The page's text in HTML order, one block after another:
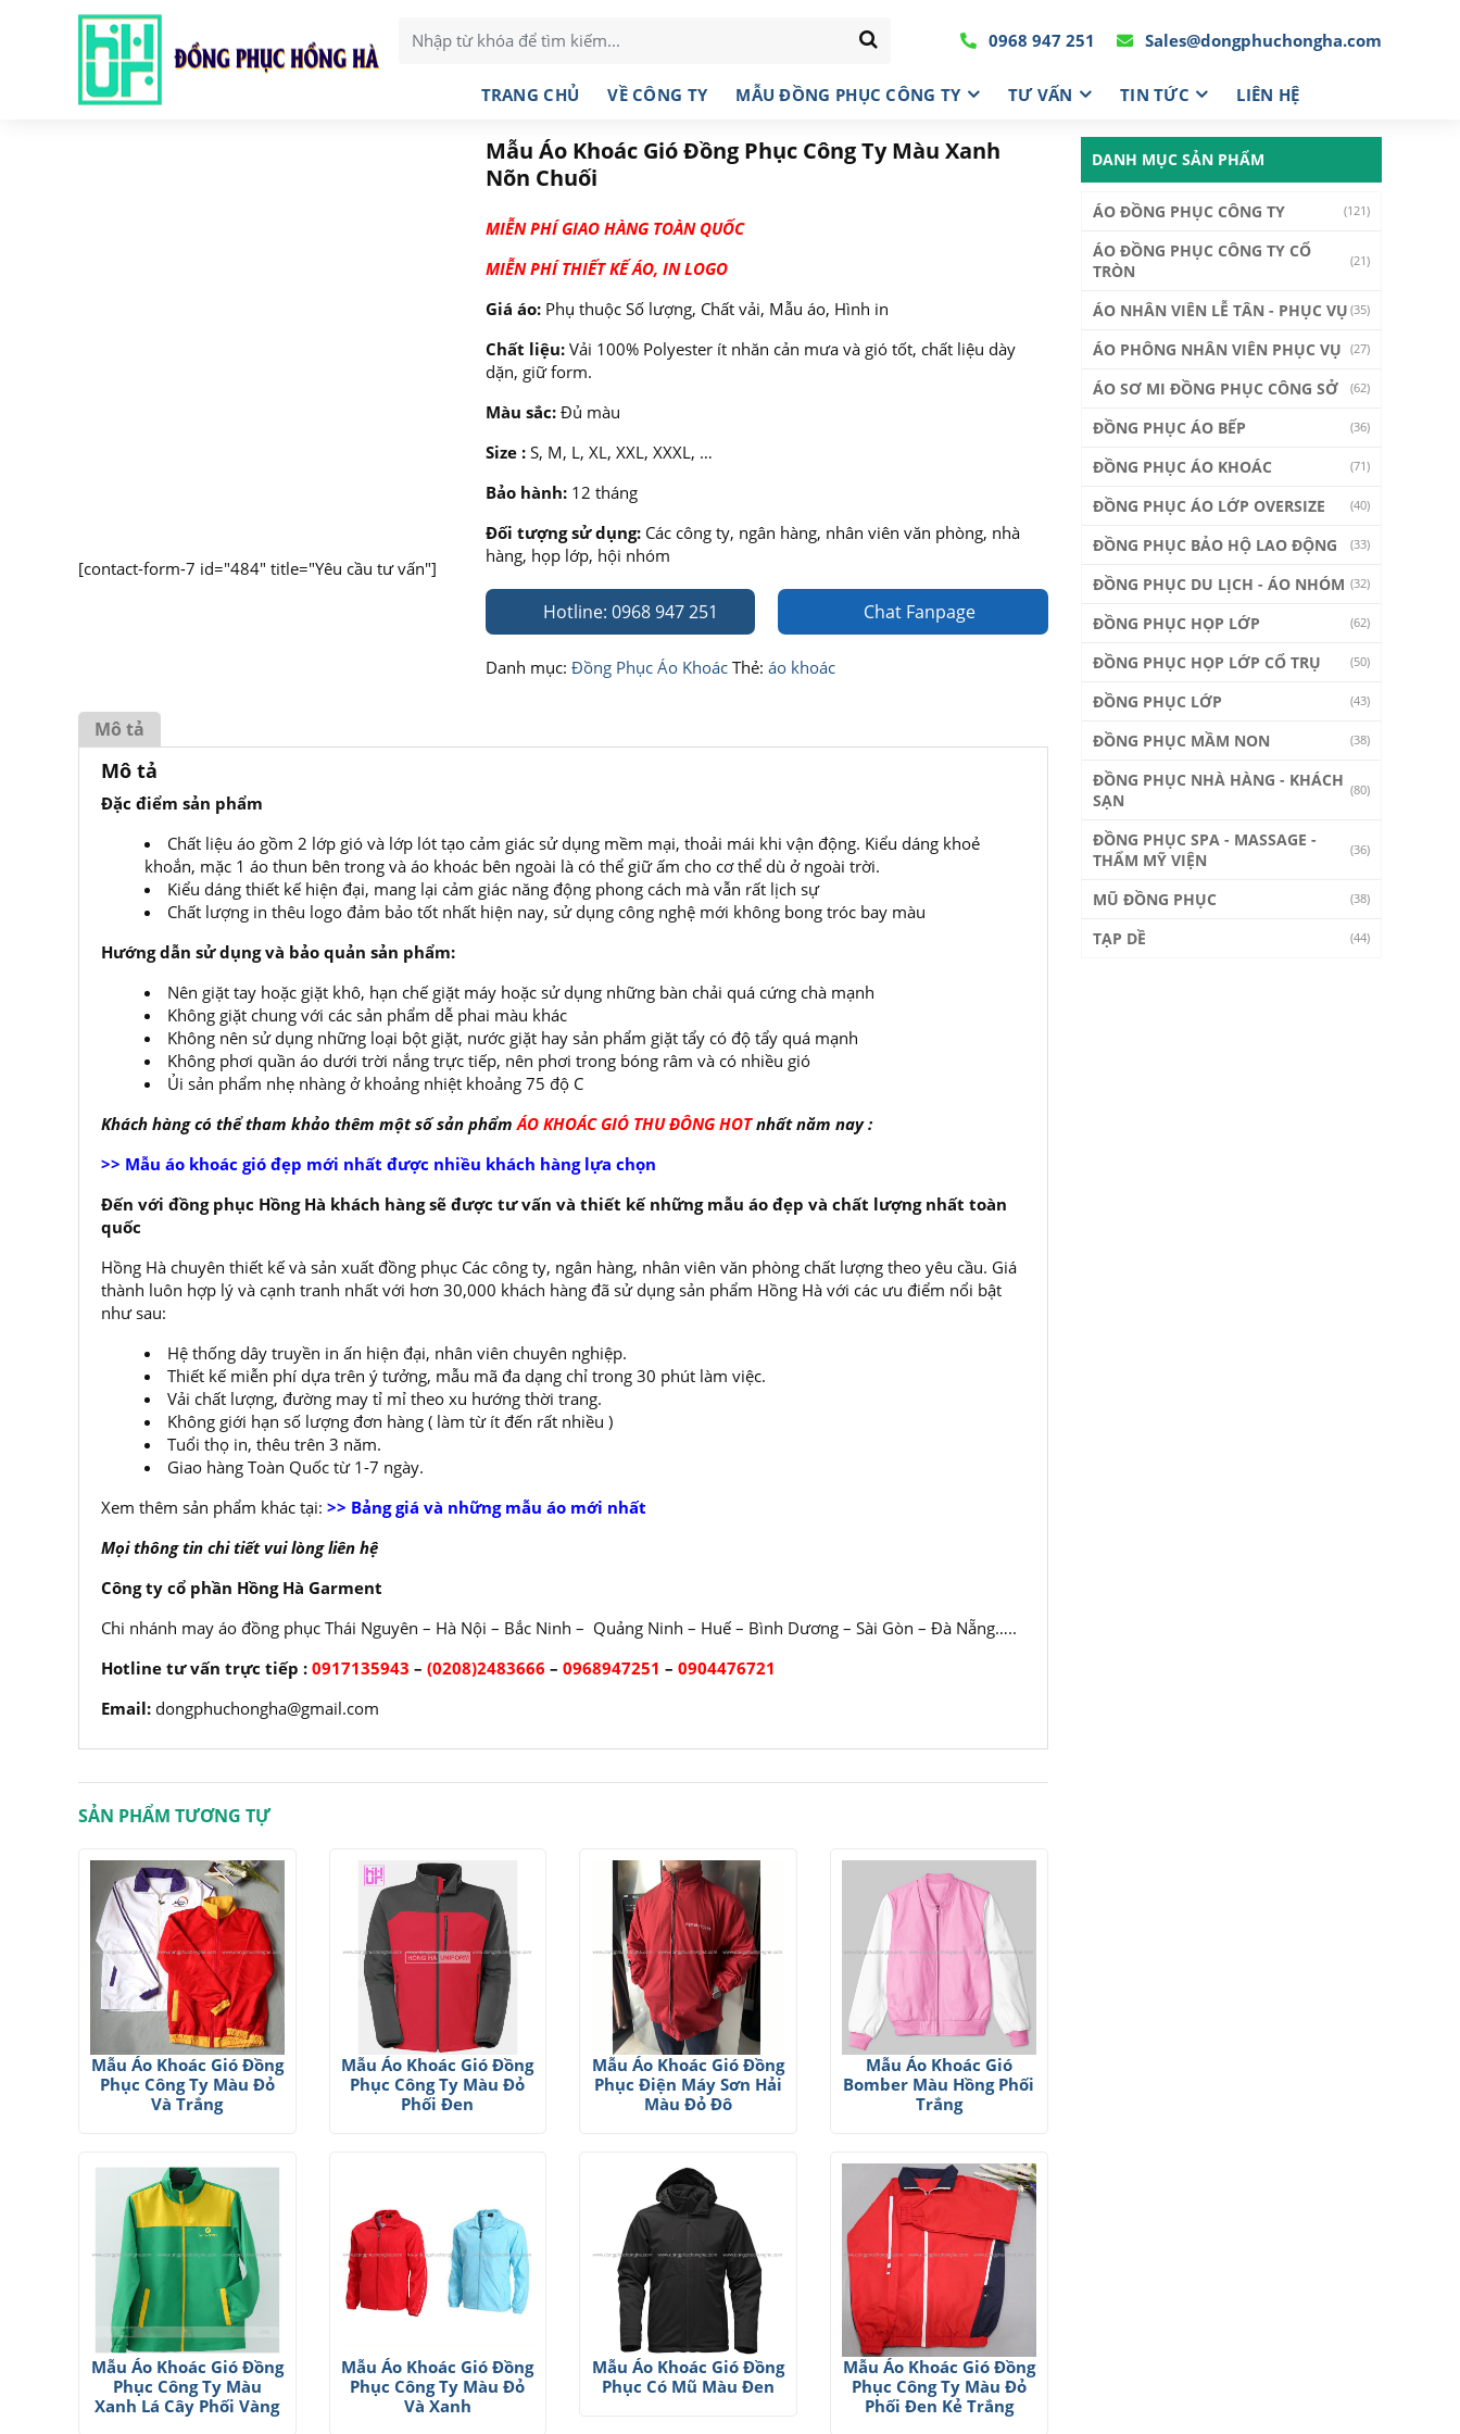
0968 947 251 Sales@dongphuchongha.com
TRANG CHỦ VỀ CÔNG TY MẪU ĐỒNG PHỤC CÔNG TY TƯ VẤN TIN TỨC LIÊN HỆ
[contact-form-7 id="484" title="Yêu cầu tư vấn"]
Mẫu Áo Khoác Gió Đồng Phục Công Ty Màu Xanh
Nõn Chuối
MIỄN PHÍ GIAO HÀNG TOÀN QUỐC
MIỄN PHÍ THIẾT KẾ ÁO, IN LOGO
Giá áo:Phụ thuộc Số lượng, Chất vải, Mẫu áo, Hình in
Chất liệu:Vải 100% Polyester ít nhăn cản mưa và gió tốt, chất liệu dày
dặn, giữ form.
Màu sắc:Đủ màu
Size :S, M, L, XL, XXL, XXXL, …
Bảo hành:12 tháng
Đối tượng sử dụng:Các công ty, ngân hàng, nhân viên văn phòng, nhà
hàng, họp lớp, hội nhóm
Hotline: 0968 947 251 Chat Fanpage
Danh mục: Đồng Phục Áo Khoác Thẻ: áo khoác
Mô tả
Mô tả
Đặc điểm sản phẩm
Chất liệu áo gồm 2 lớp gió và lớp lót tạo cảm giác sử dụng mềm mại, thoải mái khi vận động. Kiểu dáng khoẻ
khoắn, mặc 1 áo thun bên trong và áo khoác bên ngoài là có thể giữ ấm cho cơ thể dù ở ngoài trời.
Kiểu dáng thiết kế hiện đại, mang lại cảm giác năng động phong cách mà vẫn rất lịch sự
Chất lượng in thêu logo đảm bảo tốt nhất hiện nay, sử dụng công nghệ mới không bong tróc bay màu
Hướng dẫn sử dụng và bảo quản sản phẩm:
Nên giặt tay hoặc giặt khô, hạn chế giặt máy hoặc sử dụng những bàn chải quá cứng chà mạnh
Không giặt chung với các sản phẩm dễ phai màu khác
Không nên sử dụng những loại bột giặt, nước giặt hay sản phẩm giặt tẩy có độ tẩy quá mạnh
Không phơi quần áo dưới trời nắng trực tiếp, nên phơi trong bóng râm và có nhiều gió
Ủi sản phẩm nhẹ nhàng ở khoảng nhiệt khoảng 75 độ C
Khách hàng có thể tham khảo thêm một số sản phẩmÁO KHOÁC GIÓ THU ĐÔNG HOTnhất năm nay :
>> Mẫu áo khoác gió đẹp mới nhất được nhiều khách hàng lựa chọn
Đến với đồng phục Hồng Hà khách hàng sẽ được tư vấn và thiết kế những mẫu áo đẹp và chất lượng nhất toàn
quốc
Hồng Hà chuyên thiết kế và sản xuất đồng phục Các công ty, ngân hàng, nhân viên văn phòng chất lượng theo yêu cầu. Giá
thành luôn hợp lý và cạnh tranh nhất với hơn 30,000 khách hàng đã sử dụng sản phẩm Hồng Hà với các ưu điểm nổi bật
như sau:
Hệ thống dây truyền in ấn hiện đại, nhân viên chuyên nghiệp.
Thiết kế miễn phí dựa trên ý tưởng, mẫu mã đa dạng chỉ trong 30 phút làm việc.
Vải chất lượng, đường may tỉ mỉ theo xu hướng thời trang.
Không giới hạn số lượng đơn hàng ( làm từ ít đến rất nhiều )
Tuổi thọ in, thêu trên 3 năm.
Giao hàng Toàn Quốc từ 1-7 ngày.
Xem thêm sản phẩm khác tại: >> Bảng giá và những mẫu áo mới nhất
Mọi thông tin chi tiết vui lòng liên hệ
Công ty cổ phần Hồng Hà Garment
Chi nhánh may áo đồng phục Thái Nguyên – Hà Nội – Bắc Ninh – Quảng Ninh – Huế – Bình Dương – Sài Gòn – Đà Nẵng…..
Hotline tư vấn trực tiếp : 0917135943 – (0208)2483666 – 0968947251 – 0904476721
Email: dongphuchongha@gmail.com
SẢN PHẨM TƯƠNG TỰ
Mẫu Áo Khoác Gió Đồng
Phục Công Ty Màu Đỏ
Và Trắng
Mẫu Áo Khoác Gió Đồng
Phục Công Ty Màu Đỏ
Phối Đen
Mẫu Áo Khoác Gió Đồng
Phục Điện Máy Sơn Hải
Màu Đỏ Đô
Mẫu Áo Khoác Gió
Bomber Màu Hồng Phối
Trắng
Mẫu Áo Khoác Gió Đồng
Phục Công Ty Màu
Xanh Lá Cây Phối Vàng
Mẫu Áo Khoác Gió Đồng
Phục Công Ty Màu Đỏ
Và Xanh
Mẫu Áo Khoác Gió Đồng
Phục Có Mũ Màu Đen
Mẫu Áo Khoác Gió Đồng
Phục Công Ty Màu Đỏ
Phối Đen Kẻ Trắng
DANH MỤC SẢN PHẨM
ÁO ĐỒNG PHỤC CÔNG TY (121)
ÁO ĐỒNG PHỤC CÔNG TY CỔ
TRÒN
(21)
ÁO NHÂN VIÊN LỄ TÂN - PHỤC VỤ (35)
ÁO PHÔNG NHÂN VIÊN PHỤC VỤ (27)
ÁO SƠ MI ĐỒNG PHỤC CÔNG SỞ (62)
ĐỒNG PHỤC ÁO BẾP (36)
ĐỒNG PHỤC ÁO KHOÁC (71)
ĐỒNG PHỤC ÁO LỚP OVERSIZE (40)
ĐỒNG PHỤC BẢO HỘ LAO ĐỘNG (33)
ĐỒNG PHỤC DU LỊCH - ÁO NHÓM (32)
ĐỒNG PHỤC HỌP LỚP (62)
ĐỒNG PHỤC HỌP LỚP CỔ TRỤ (50)
ĐỒNG PHỤC LỚP (43)
ĐỒNG PHỤC MẦM NON (38)
ĐỒNG PHỤC NHÀ HÀNG - KHÁCH
SẠN
(80)
ĐỒNG PHỤC SPA - MASSAGE -
THẨM MỸ VIỆN
(36)
MŨ ĐỒNG PHỤC (38)
TẠP DỀ (44)